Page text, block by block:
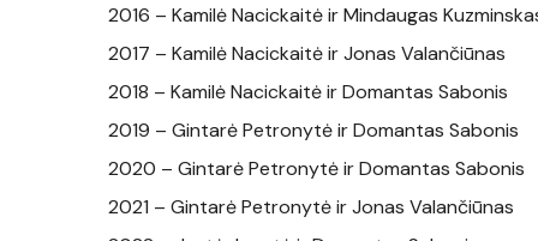
2016 – Kamilė Nacickaitė ir Mindaugas
2017 – Kamilė Nacickaitė ir Jonas Valančiūnas
2018 – Kamilė Nacickaitė ir Domantas Sabonis
2019 – Gintarė Petronytė ir Domantas Sabonis
2020 – Gintarė Petronytė ir Domantas Sabonis
2021 – Gintarė Petronytė ir Jonas Valančiūnas